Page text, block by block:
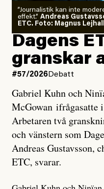
”Journalistik kan inte
effekt.” Andreas
ETC. Foto: Magnus
Dagens
granskar
#57/2026 Debatt
Gabriel Kuhn och
McGowan ifrågasatte
Arbetaren två
och vänstern som
Andreas Gustavsson,
ETC, svarar.